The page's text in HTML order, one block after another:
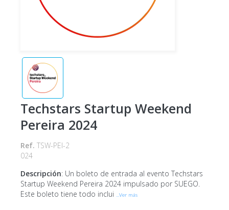
Techstars Startup Weekend
Pereira 2024
Ref. TSW-PEI-2
024
Descripción: Un boleto de entrada al evento Techstars
Startup Weekend Pereira 2024 impulsado por SUEGO.
Este boleto tiene todo inclui ...Ver más